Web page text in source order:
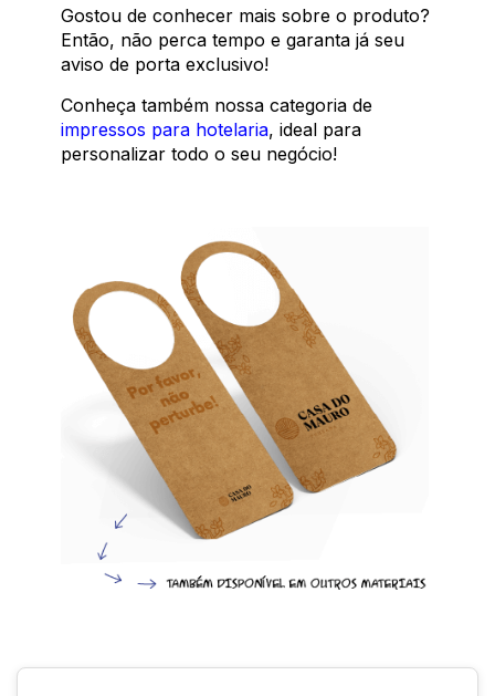
Gostou de conhecer mais sobre o produto?
Então, não perca tempo e garanta já seu
aviso de porta exclusivo!
Conheça também nossa categoria de
impressos para hotelaria, ideal para
personalizar todo o seu negócio!